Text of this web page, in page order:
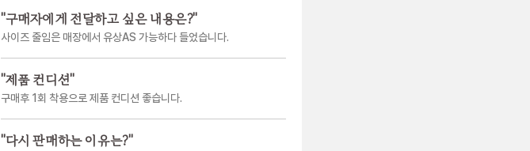
"구매자에게 전달하고 싶은 내용은?"
사이즈 줄임은 매장에서 유상AS 가능하다 들었습니다.
"제품 컨디션"
구매후 1회 착용으로 제품 컨디션 좋습니다.
"다시 판매하는 이유는?"